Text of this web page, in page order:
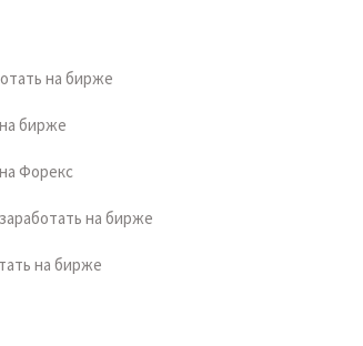
на бирже
бирже
Форекс
на бирже
на бирже